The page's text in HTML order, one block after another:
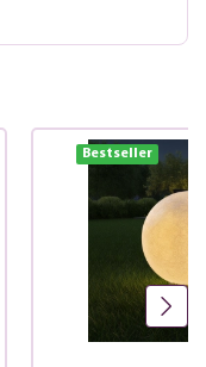
Bestseller